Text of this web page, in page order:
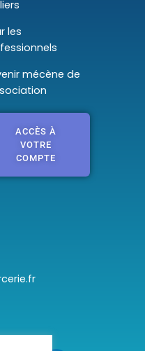
les
mécène de
ACCÈS À
VOTRE
COMPTE
I